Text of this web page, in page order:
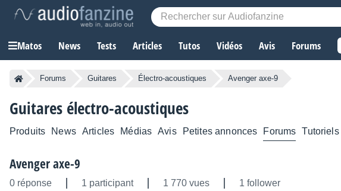
Matos News Tests Articles Tutos Vidéos Avis Forums
Forums Guitares Électro-acoustiques Avenger axe-9
Guitares électro-acoustiques
Produits News Articles Médias Avis Petites annonces Forums Tutoriels
Avenger axe-9
0 réponse 1 participant 1 770 vues 1 follower